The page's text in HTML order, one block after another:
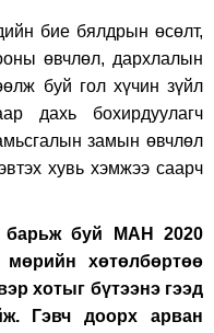
бие бялдрын өсөлт,
өвчлөл, дархлалын
буй гол хүчин зүйл
дахь бохирдуулагч
замын өвчлөл
хувь хэмжээ саарч
барьж буй МАН 2020
хөтөлбөртөө
хотыг бүтээнэ гээд
Гэвч доорх арван